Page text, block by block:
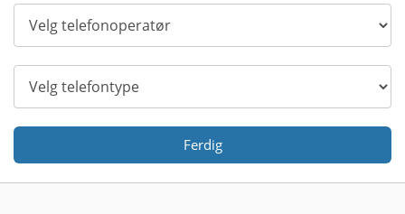
Ferdig